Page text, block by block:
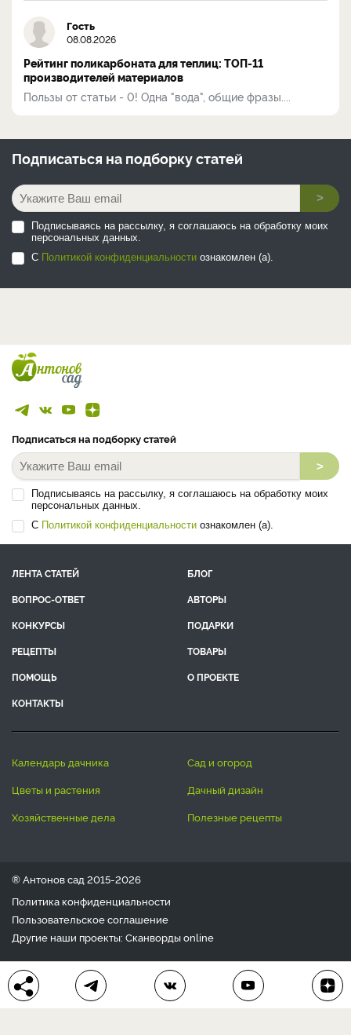
Гость
08.08.2026
Рейтинг поликарбоната для теплиц: ТОП-11
производителей материалов
Пользы от статьи - 0! Одна "вода", общие фразы....
Подписаться на подборку статей
>
Подписываясь на рассылку, я соглашаюсь на обработку моих
персональных данных.
С Политикой конфиденциальности ознакомлен (а).
Подписаться на подборку статей
>
Подписываясь на рассылку, я соглашаюсь на обработку моих
персональных данных.
С Политикой конфиденциальности ознакомлен (а).
ЛЕНТА СТАТЕЙ
БЛОГ
ВОПРОС-ОТВЕТ
АВТОРЫ
КОНКУРСЫ
ПОДАРКИ
РЕЦЕПТЫ
ТОВАРЫ
ПОМОЩЬ
О ПРОЕКТЕ
КОНТАКТЫ
календарь дачника
сад и огород
цветы и растения
дачный дизайн
хозяйственные дела
полезные рецепты
® Антонов сад 2015-2026
Политика конфиденциальности
Пользовательское соглашение
Другие наши проекты: Сканвордыonline
Любое использование материала допускается только с
письменного согласия редакции